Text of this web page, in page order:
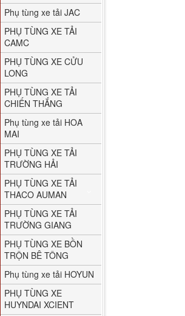
Phụ tùng xe tải JAC
PHỤ TÙNG XE TẢI
CAMC
PHỤ TÙNG XE CỬU
LONG
PHỤ TÙNG XE TẢI
CHIẾN THẮNG
Phụ tùng xe tải HOA
MAI
PHỤ TÙNG XE TẢI
TRƯỜNG HẢI
PHỤ TÙNG XE TẢI
THACO AUMAN
PHỤ TÙNG XE TẢI
TRƯỜNG GIANG
PHỤ TÙNG XE BỒN
TRỘN BÊ TÔNG
Phụ tùng xe tải HOYUN
PHỤ TÙNG XE
HUYNDAI XCIENT